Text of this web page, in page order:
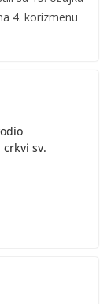
4. korizmenu
sv.